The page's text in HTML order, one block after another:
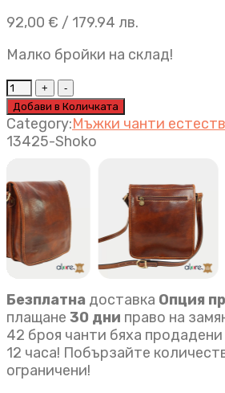
92,00 € / 179.94 лв.
Малко бройки на склад!
Мъжка
чанта
Antonio
шоколад
Добави в Количката
Category:Мъжки чанти
13425-Shoko
Безплатна доставка Опция
плащане 30 дни право на
42 броя чанти бяха
12 часа! Побързайте
ограничени!